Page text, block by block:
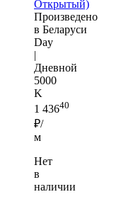
Открытый)
Произведено
в Беларуси
Day
|
Дневной
5000
K
1 43640
₽/
м
Нет
в
наличии